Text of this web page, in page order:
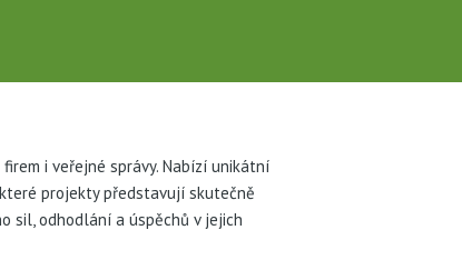
i veřejné správy. Nabízí unikátní
projekty představují skutečně
sil, odhodlání a úspěchů v jejich